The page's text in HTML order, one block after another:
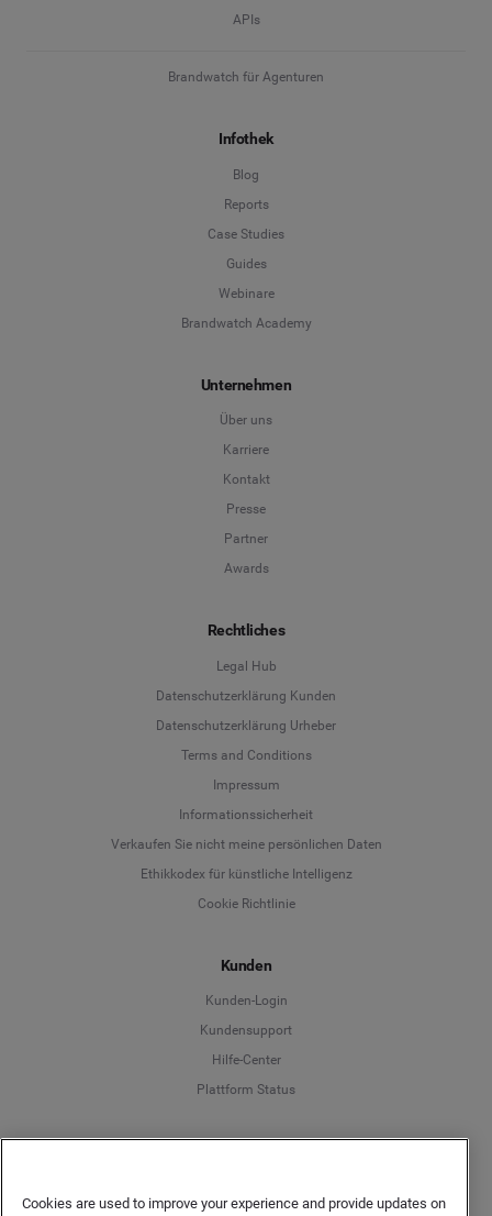
APIs
Brandwatch für Agenturen
Infothek
Blog
Reports
Case Studies
Guides
Webinare
Brandwatch Academy
Unternehmen
Über uns
Karriere
Kontakt
Presse
Partner
Awards
Rechtliches
Legal Hub
Datenschutzerklärung Kunden
Datenschutzerklärung Urheber
Terms and Conditions
Impressum
Informationssicherheit
Verkaufen Sie nicht meine persönlichen Daten
Ethikkodex für künstliche Intelligenz
Cookie Richtlinie
Kunden
Kunden-Login
Kundensupport
Hilfe-Center
Plattform Status
Deutsch
Cookies are used to improve your experience and provide updates on